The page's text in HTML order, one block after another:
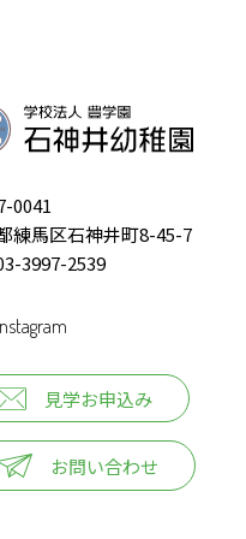
0041
練馬区石神井町8-45-7
3997-2539
見学お申込み
お問い合わせ